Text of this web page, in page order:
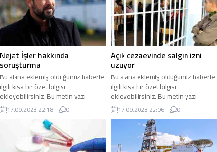
Nejat İşler hakkında
soruşturma
Bu alana eklemiş olduğunuz haberle
ilgili kısa bir özet bilgisi
ekleyebilirsiniz. Bu metin yazı
düzenleme sayfasında “Özet”
bölümünden eklenebilir. Özet
eklenmişse başlık altında kalın
olarak bu şekilde gösterilir,
eklenmemişse bu alan boş kalır.
17.09.2023 22:18 0
Açık cezaevinde salgın izni
uzuyor
Bu alana eklemiş olduğunuz haberle
ilgili kısa bir özet bilgisi
ekleyebilirsiniz. Bu metin yazı
düzenleme sayfasında “Özet”
bölümünden eklenebilir. Özet
eklenmişse başlık altında kalın
olarak bu şekilde gösterilir,
eklenmemişse bu alan boş kalır.
17.09.2023 22:06 0